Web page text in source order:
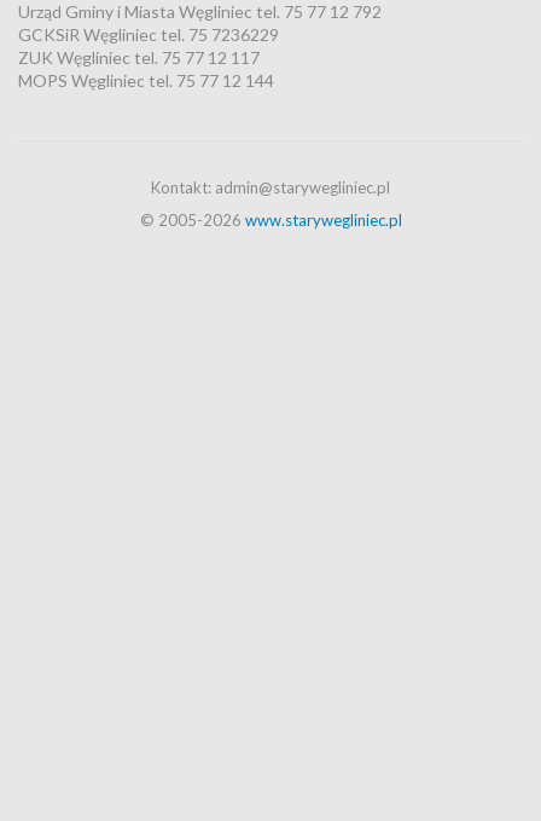
Urząd Gminy i Miasta Węgliniec tel. 75 77 12 792
GCKSiR Węgliniec tel. 75 7236229
ZUK Węgliniec tel. 75 77 12 117
MOPS Węgliniec tel. 75 77 12 144
Kontakt: admin@starywegliniec.pl
© 2005-2026 www.starywegliniec.pl